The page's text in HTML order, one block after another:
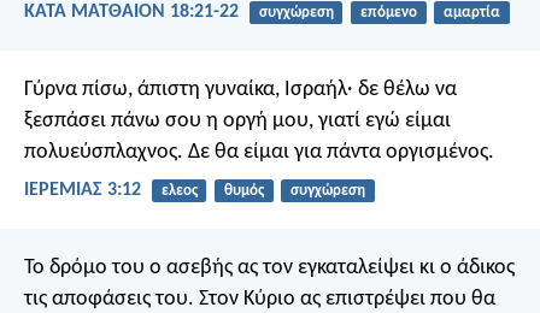
ΚΑΤΑ ΜΑΤΘΑΙΟΝ 18:21-22 συγχώρεση επόμενο αμαρτία
Γύρνα πίσω, άπιστη γυναίκα, Ισραήλ· δε θέλω να
ξεσπάσει πάνω σου η οργή μου, γιατί εγώ είμαι
πολυεύσπλαχνος. Δε θα είμαι για πάντα οργισμένος.
ΙΕΡΕΜΙΑΣ 3:12 ελεος θυμός συγχώρεση
Το δρόμο του ο ασεβής ας τον εγκαταλείψει κι ο άδικος
τις αποφάσεις του. Στον Κύριο ας επιστρέψει που θα